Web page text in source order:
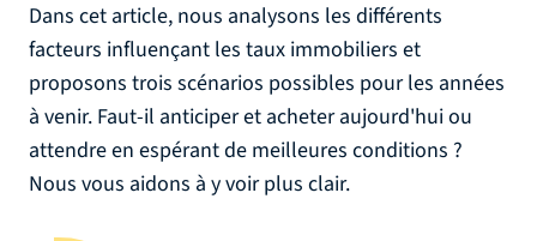
Dans cet article, nous analysons les différents
facteurs influençant les taux immobiliers et
proposons trois scénarios possibles pour les années
à venir. Faut-il anticiper et acheter aujourd'hui ou
attendre en espérant de meilleures conditions ?
Nous vous aidons à y voir plus clair.